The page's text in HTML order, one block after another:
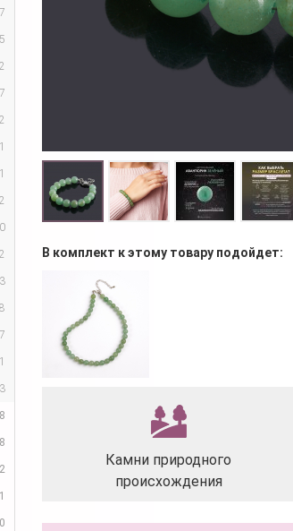
7
2
3
8
1
3
В комплект к этому товару подойдет:
Камни природного
происхождения